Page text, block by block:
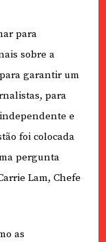
para
sobre a
garantir um
para
e
foi colocada
pergunta
Lam, Chefe
as